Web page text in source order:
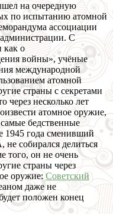
на очередную
по испытанию атомной
ассоциации
С
как о
войны», учёные
международной
атомной
страны с секретами
через несколько лет
атомное оружие,
бедственные
1945 года сменивший
собирался делиться
того, он не очень
страны через
оружие:Советский
даже не
положен конец